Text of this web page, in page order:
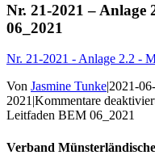
Nr. 21-2021 –
06_2021
Nr. 21-2021 - Anlage 2.2 -
Von Jasmine Tunke|2021-
2021|Kommentare
Leitfaden BEM 06_2021
Verband